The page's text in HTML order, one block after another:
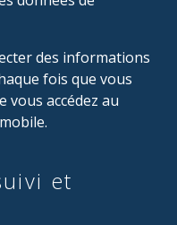
des informations
fois que vous
vous accédez au
et